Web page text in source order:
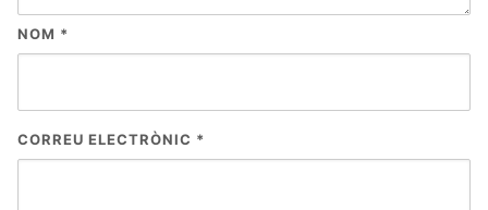
NOM *
CORREU ELECTRÒNIC *